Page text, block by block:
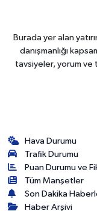
Burada yer alan
danışmanlığı
tavsiyeler, yorum ve
Hava Durumu
Trafik Durumu
Puan Durumu ve
Tüm Manşetler
Son Dakika
Haber Arşivi